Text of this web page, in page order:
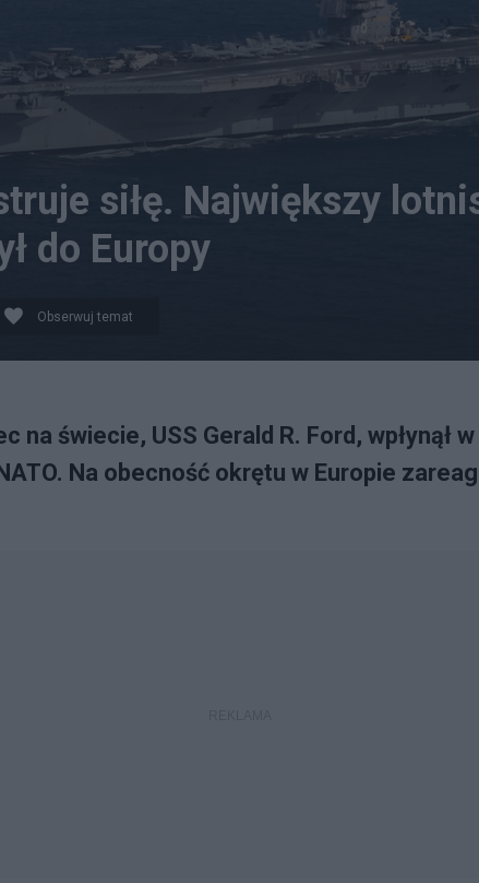
siłę. Największy
do Europy
Obserwuj temat
na świecie, USS Gerald R. Ford, wpłynął
Na obecność okrętu w Europie